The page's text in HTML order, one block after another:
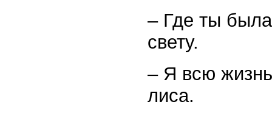
– Где ты
свету.
– Я всю
лиса.